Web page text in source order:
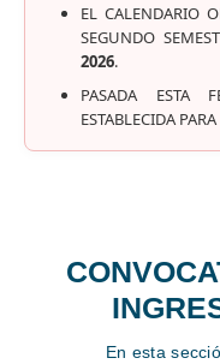
EL CALENDARIO
SEGUNDO
2026.
PASADA ESTA
ESTABLECIDA
En esta